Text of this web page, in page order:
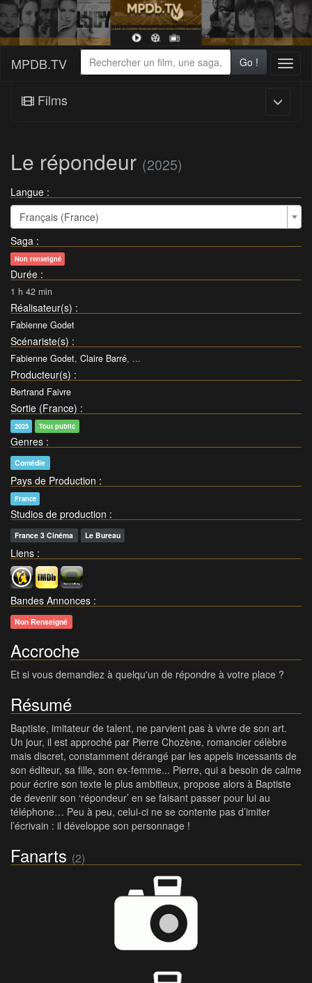
MPDB.TV Go !
Films
Le répondeur (2025)
Langue :
Français (France)
Saga :
Non renseigné
Durée :
1 h 42 min
Réalisateur(s) :
Fabienne Godet
Scénariste(s) :
Fabienne Godet, Claire Barré, ...
Producteur(s) :
Bertrand Faivre
Sortie (France) :
2025 Tout public
Genres :
Comédie
Pays de Production :
France
Studios de production :
France 3 Cinéma Le Bureau
Liens :
Bandes Annonces :
Non Renseigné
Accroche
Et si vous demandiez à quelqu'un de répondre à votre place ?
Résumé
Baptiste, imitateur de talent, ne parvient pas à vivre de son art.
Un jour, il est approché par Pierre Chozène, romancier célèbre
mais discret, constamment dérangé par les appels incessants de
son éditeur, sa fille, son ex-femme... Pierre, qui a besoin de calme
pour écrire son texte le plus ambitieux, propose alors à Baptiste
de devenir son ‘répondeur’ en se faisant passer pour lui au
téléphone… Peu à peu, celui-ci ne se contente pas d’imiter
l’écrivain : il développe son personnage !
Fanarts (2)